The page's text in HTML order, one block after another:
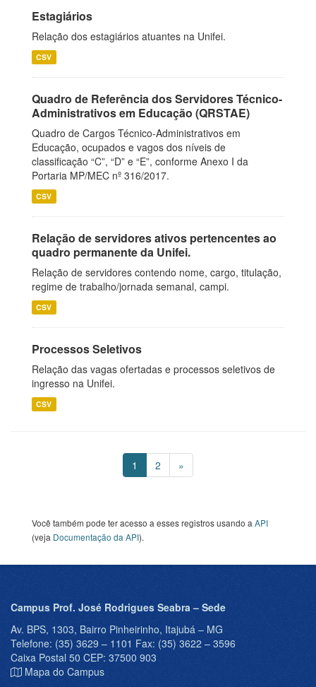
Estagiários
Relação dos estagiários atuantes na Unifei.
CSV
Quadro de Referência dos Servidores Técnico-
Administrativos em Educação (QRSTAE)
Quadro de Cargos Técnico-Administrativos em
Educação, ocupados e vagos dos níveis de
classificação “C”, “D” e “E”, conforme Anexo I da
Portaria MP/MEC nº 316/2017.
CSV
Relação de servidores ativos pertencentes ao
quadro permanente da Unifei.
Relação de servidores contendo nome, cargo, titulação,
regime de trabalho/jornada semanal, campi.
CSV
Processos Seletivos
Relação das vagas ofertadas e processos seletivos de
ingresso na Unifei.
CSV
1 2 »
Você também pode ter acesso a esses registros usando a API
(veja Documentação da API).
Campus Prof. José Rodrigues Seabra – Sede
Av. BPS, 1303, Bairro Pinheirinho, Itajubá – MG
Telefone: (35) 3629 – 1101 Fax: (35) 3622 – 3596
Caixa Postal 50 CEP: 37500 903
Mapa do Campus